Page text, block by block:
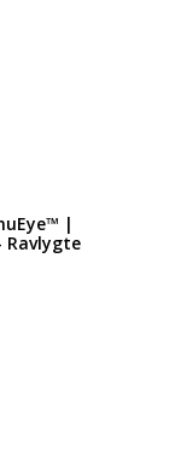
|
Ravlygte